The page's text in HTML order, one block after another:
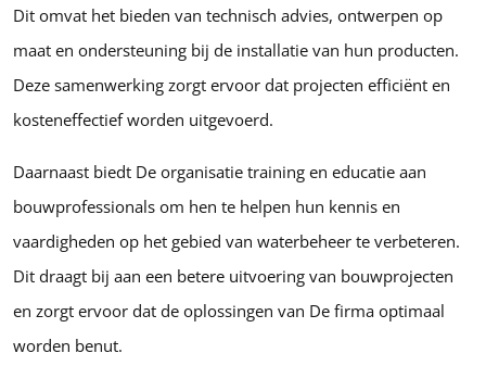
Dit omvat het bieden van technisch advies, ontwerpen op
maat en ondersteuning bij de installatie van hun producten.
Deze samenwerking zorgt ervoor dat projecten efficiënt en
kosteneffectief worden uitgevoerd.
Daarnaast biedt De organisatie training en educatie aan
bouwprofessionals om hen te helpen hun kennis en
vaardigheden op het gebied van waterbeheer te verbeteren.
Dit draagt bij aan een betere uitvoering van bouwprojecten
en zorgt ervoor dat de oplossingen van De firma optimaal
worden benut.